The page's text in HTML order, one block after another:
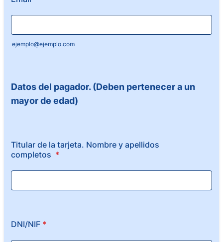
ejemplo@ejemplo.com
Datos del pagador. (Deben pertenecer a un
mayor de edad)
Titular de la tarjeta. Nombre y apellidos
completos *
DNI/NIF *